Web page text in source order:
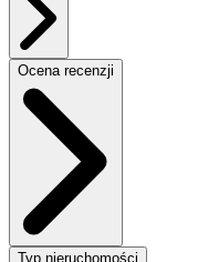
Ocena recenzji
Typ nieruchomości